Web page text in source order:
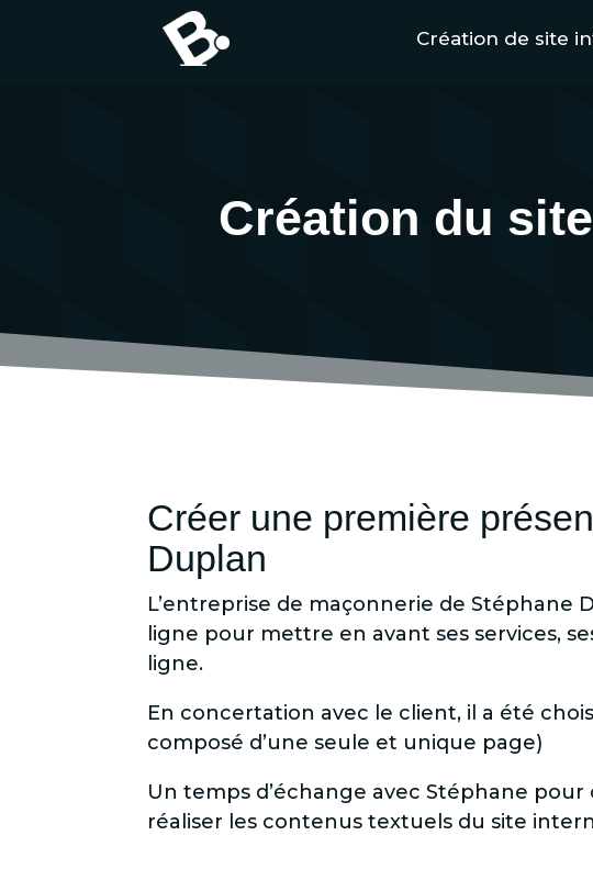
Création de site
Création du
Créer une première
Duplan
L’entreprise de maçonnerie de Stéphane
ligne pour mettre en avant ses services,
ligne.
En concertation avec le client, il a été
composé d’une seule et unique page)
Un temps d’échange avec Stéphane
réaliser les contenus textuels du site